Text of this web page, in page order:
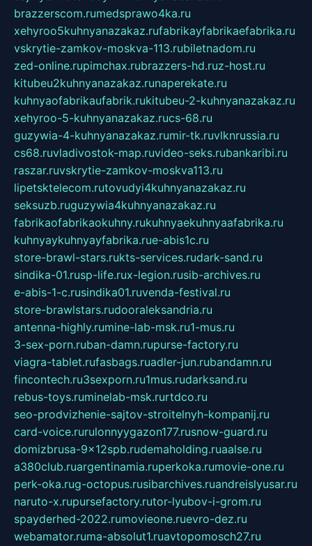
brazzerscom.rumedsprawo4ka.ru
xehyroo5kuhnyanazakaz.rufabrikayfabrikaefabrika.ru
vskrytie-zamkov-moskva-113.rubiletnadom.ru
zed-online.rupimchax.rubrazzers-hd.ruz-host.ru
kitubeu2kuhnyanazakaz.runaperekate.ru
kuhnyaofabrikaufabrik.rukitubeu-2-kuhnyanazakaz.ru
xehyroo-5-kuhnyanazakaz.rucs-68.ru
guzywia-4-kuhnyanazakaz.rumir-tk.ruvlknrussia.ru
cs68.ruvladivostok-map.ruvideo-seks.rubankaribi.ru
raszar.ruvskrytie-zamkov-moskva113.ru
lipetsktelecom.rutovudyi4kuhnyanazakaz.ru
seksuzb.ruguzywia4kuhnyanazakaz.ru
fabrikaofabrikaokuhny.rukuhnyaekuhnyaafabrika.ru
kuhnyaykuhnyayfabrika.rue-abis1c.ru
store-brawl-stars.rukts-services.rudark-sand.ru
sindika-01.rusp-life.rux-legion.rusib-archives.ru
e-abis-1-c.rusindika01.ruvenda-festival.ru
store-brawlstars.rudooraleksandria.ru
antenna-highly.rumine-lab-msk.ru1-mus.ru
3-sex-porn.ruban-damn.rupurse-factory.ru
viagra-tablet.rufasbags.ruadler-jun.rubandamn.ru
fincontech.ru3sexporn.ru1mus.rudarksand.ru
rebus-toys.ruminelab-msk.rurtdco.ru
seo-prodvizhenie-sajtov-stroitelnyh-kompanij.ru
card-voice.rurulonnyygazon177.rusnow-guard.ru
domizbrusa-9x12spb.rudemaholding.ruaalse.ru
a380club.ruargentinamia.ruperkoka.rumovie-one.ru
perk-oka.rug-octopus.rusibarchives.ruandreislyusar.ru
naruto-x.rupursefactory.rutor-lyubov-i-grom.ru
spayderhed-2022.rumovieone.ruevro-dez.ru
webamator.ruma-absolut1.ruavtopomosch27.ru